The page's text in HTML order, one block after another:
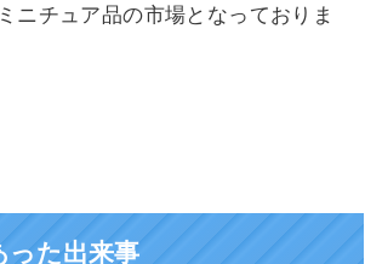
ニチュア品の市場となっておりま
った出来事